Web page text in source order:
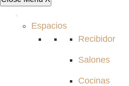
Espacios
Recibidor
Salones
Cocinas